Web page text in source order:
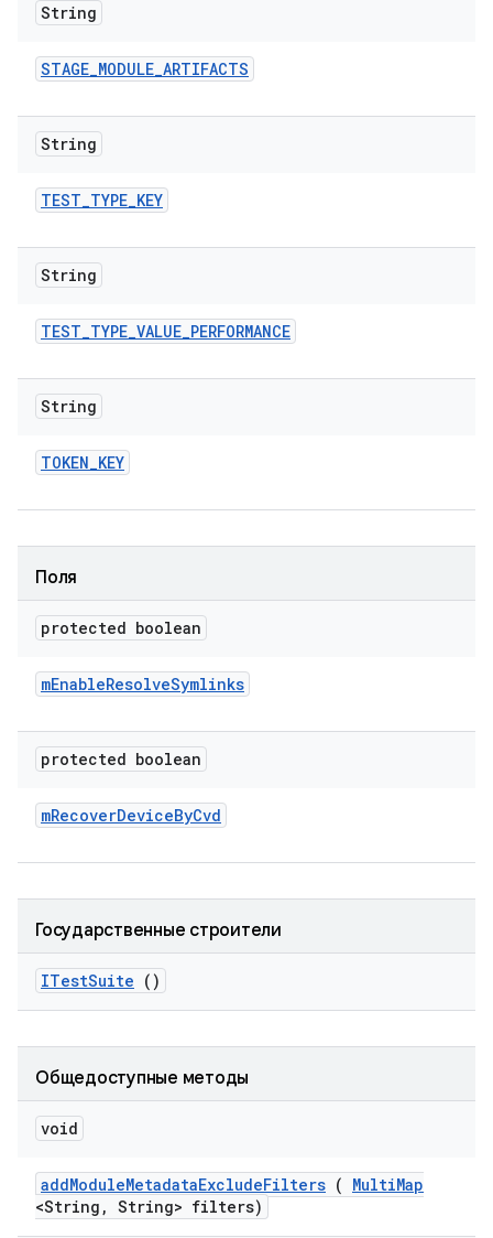
String
STAGE_MODULE_ARTIFACTS
String
TEST_TYPE_KEY
String
TEST_TYPE_VALUE_PERFORMANCE
String
TOKEN_KEY
Поля
protected boolean
mEnableResolveSymlinks
protected boolean
mRecoverDeviceByCvd
Государственные строители
ITestSuite ()
Общедоступные методы
void
addModuleMetadataExcludeFilters ( MultiMap
<String , String> filters)